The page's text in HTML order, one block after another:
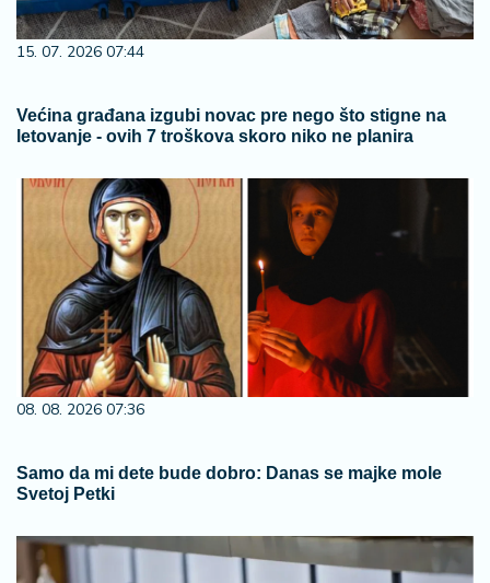
15. 07. 2026 07:44
Većina građana izgubi novac pre nego što stigne na
letovanje - ovih 7 troškova skoro niko ne planira
08. 08. 2026 07:36
Samo da mi dete bude dobro: Danas se majke mole
Svetoj Petki